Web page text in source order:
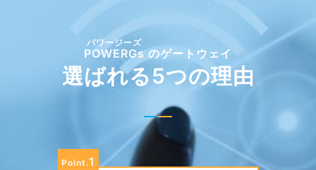
POWERGsのゲートウェイ
選ばれる5つの理由
Point.1